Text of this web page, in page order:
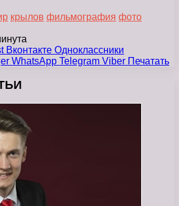
крылов фильмография фото
Вконтакте Одноклассники
WhatsApp Telegram Viber Печатать